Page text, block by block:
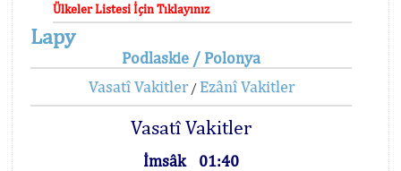
Ülkeler Listesi İçin Tıklayınız
Lapy
Podlaskie / Polonya
Vasatî Vakitler/ Ezânî Vakitler
Vasatî Vakitler
İmsâk
01:40